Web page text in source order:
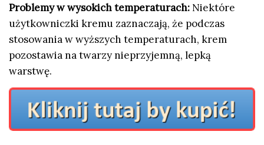
Problemy w wysokich temperaturach: Niektóre
użytkowniczki kremu zaznaczają, że podczas
stosowania w wyższych temperaturach, krem
pozostawia na twarzy nieprzyjemną, lepką
warstwę.